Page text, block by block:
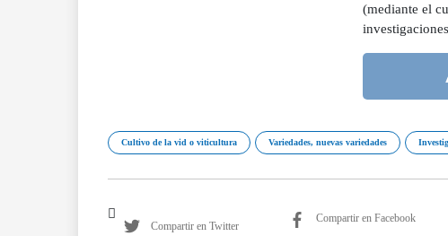
(mediante el
Cultivo de la vid o viticultura Variedades, nuevas variedades
Compartir en Twitter
Compartir en Facebook